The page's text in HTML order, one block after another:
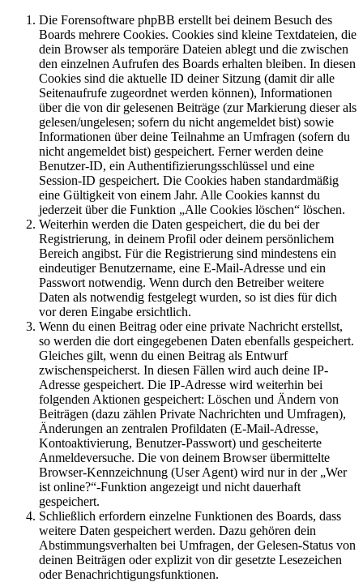
Die Forensoftware phpBB erstellt bei deinem Besuch des
Boards mehrere Cookies. Cookies sind kleine Textdateien, die
dein Browser als temporäre Dateien ablegt und die zwischen
den einzelnen Aufrufen des Boards erhalten bleiben. In diesen
Cookies sind die aktuelle ID deiner Sitzung (damit dir alle
Seitenaufrufe zugeordnet werden können), Informationen
über die von dir gelesenen Beiträge (zur Markierung dieser als
gelesen/ungelesen; sofern du nicht angemeldet bist) sowie
Informationen über deine Teilnahme an Umfragen (sofern du
nicht angemeldet bist) gespeichert. Ferner werden deine
Benutzer-ID, ein Authentifizierungsschlüssel und eine
Session-ID gespeichert. Die Cookies haben standardmäßig
eine Gültigkeit von einem Jahr. Alle Cookies kannst du
jederzeit über die Funktion „Alle Cookies löschen“ löschen.
Weiterhin werden die Daten gespeichert, die du bei der
Registrierung, in deinem Profil oder deinem persönlichem
Bereich angibst. Für die Registrierung sind mindestens ein
eindeutiger Benutzername, eine E-Mail-Adresse und ein
Passwort notwendig. Wenn durch den Betreiber weitere
Daten als notwendig festgelegt wurden, so ist dies für dich
vor deren Eingabe ersichtlich.
Wenn du einen Beitrag oder eine private Nachricht erstellst,
so werden die dort eingegebenen Daten ebenfalls gespeichert.
Gleiches gilt, wenn du einen Beitrag als Entwurf
zwischenspeicherst. In diesen Fällen wird auch deine IP-
Adresse gespeichert. Die IP-Adresse wird weiterhin bei
folgenden Aktionen gespeichert: Löschen und Ändern von
Beiträgen (dazu zählen Private Nachrichten und Umfragen),
Änderungen an zentralen Profildaten (E-Mail-Adresse,
Kontoaktivierung, Benutzer-Passwort) und gescheiterte
Anmeldeversuche. Die von deinem Browser übermittelte
Browser-Kennzeichnung (User Agent) wird nur in der „Wer
ist online?“-Funktion angezeigt und nicht dauerhaft
gespeichert.
Schließlich erfordern einzelne Funktionen des Boards, dass
weitere Daten gespeichert werden. Dazu gehören dein
Abstimmungsverhalten bei Umfragen, der Gelesen-Status von
deinen Beiträgen oder explizit von dir gesetzte Lesezeichen
oder Benachrichtigungsfunktionen.